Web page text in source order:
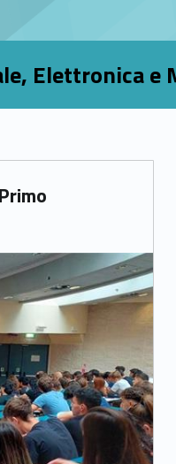
Elettronica e